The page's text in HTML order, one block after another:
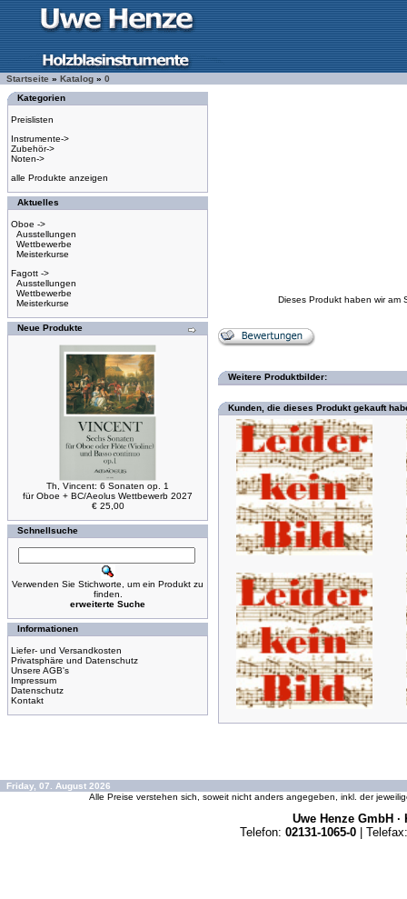
Startseite » Katalog » 0
Kategorien
Preislisten
Instrumente->
Zubehör->
Noten->
alle Produkte anzeigen
Aktuelles
Oboe ->
Ausstellungen
Wettbewerbe
Meisterkurse
Fagott ->
Ausstellungen
Wettbewerbe
Meisterkurse
Neue Produkte
Th, Vincent: 6 Sonaten op. 1
für Oboe + BC/Aeolus Wettbewerb 2027
€ 25,00
Schnellsuche
Verwenden Sie Stichworte, um ein Produkt zu
finden.
erweiterte Suche
Informationen
Liefer- und Versandkosten
Privatsphäre und Datenschutz
Unsere AGB's
Impressum
Datenschutz
Kontakt
Dieses Produkt haben wir am
Weitere Produktbilder:
Kunden, die dieses Produkt gekauft
Friday, 07. August 2026
Alle Preise verstehen sich, soweit nicht anders angegeben, inkl. der
Uwe Henze GmbH ·
Telefon: 02131-1065-0 | Telefax: